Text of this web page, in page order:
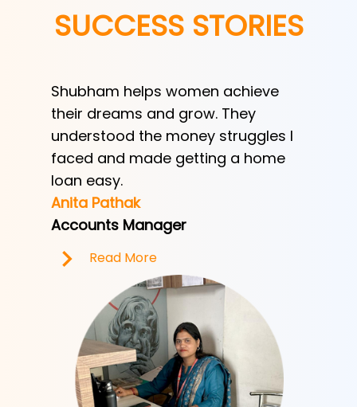
SUCCESS STORIES
Shubham helps women achieve
their dreams and grow. They
understood the money struggles I
faced and made getting a home
loan easy.
Anita Pathak
Accounts Manager
Read More